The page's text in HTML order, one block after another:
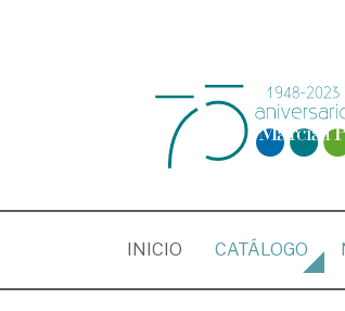
INICIO (CURRENT)
CATÁLOGO